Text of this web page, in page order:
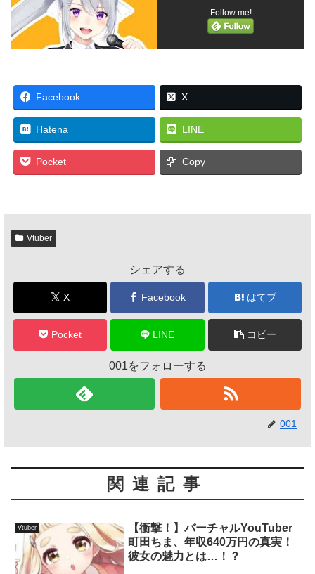
Follow me!
Facebook X
Hatena LINE
Pocket Copy
Vtuber
シェアする
X Facebook はてブ
Pocket LINE コピー
001をフォローする
001
関連記事
Vtuber
【衝撃！】バーチャルYouTuber
町田ちま、年収640万円の真実！
彼女の魅力とは…！？